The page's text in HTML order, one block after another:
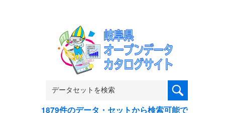
1879件のデータ・セットから検索可能で